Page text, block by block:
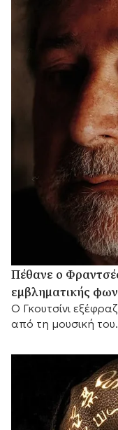
Πέθανε ο
εμβληματικής
Ο Γκουτσίνι
από τη μουσική του.